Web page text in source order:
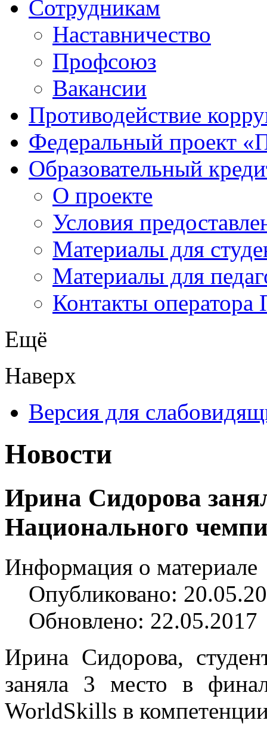
Сотрудникам
Наставничество
Профсоюз
Вакансии
Противодействие
Федеральный проект
Образовательный
О проекте
Условия
Материалы для
Материалы для
Контакты оператора
Ещё
Наверх
Версия для
Новости
Ирина Сидорова
Национального
Информация о материале
Опубликовано:
Обновлено: 22.05.2017
Ирина Сидорова,
заняла 3 место в
WorldSkills в